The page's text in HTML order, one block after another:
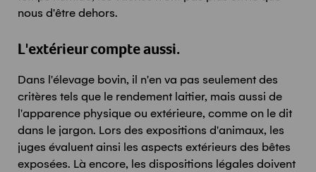
nous d'être dehors.
L'extérieur compte aussi.
Dans l'élevage bovin, il n'en va pas seulement des
critères tels que le rendement laitier, mais aussi de
l'apparence physique ou extérieure, comme on le dit
dans le jargon. Lors des expositions d'animaux, les
juges évaluent ainsi les aspects extérieurs des bêtes
exposées. Là encore, les dispositions légales doivent